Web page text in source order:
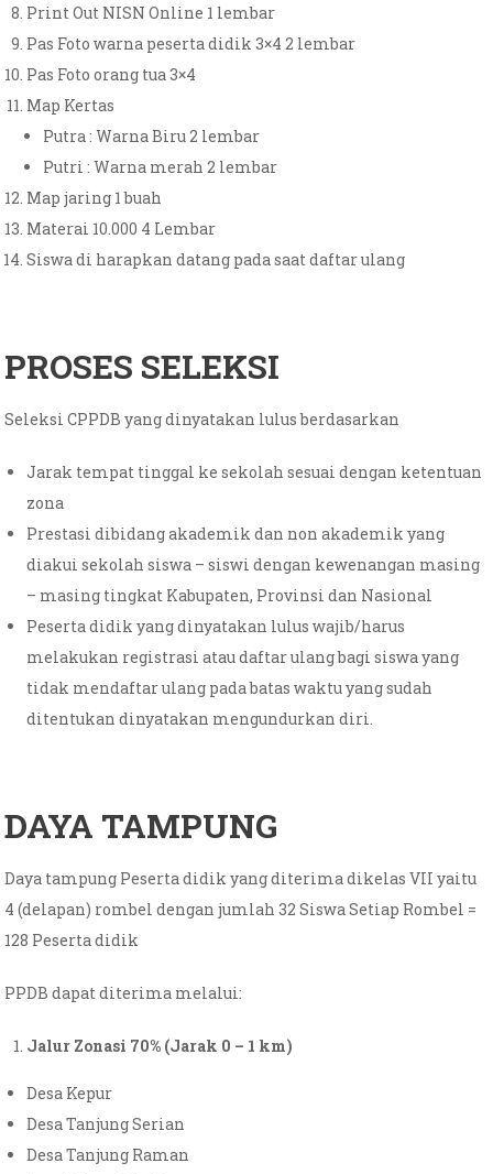
Print Out NISN Online 1 lembar
Pas Foto warna peserta didik 3×4 2 lembar
Pas Foto orang tua 3×4
Map Kertas
Putra : Warna Biru 2 lembar
Putri : Warna merah 2 lembar
Map jaring 1 buah
Materai 10.000 4 Lembar
Siswa di harapkan datang pada saat daftar ulang
PROSES SELEKSI
Seleksi CPPDB yang dinyatakan lulus berdasarkan
Jarak tempat tinggal ke sekolah sesuai dengan ketentuan
zona
Prestasi dibidang akademik dan non akademik yang
diakui sekolah siswa – siswi dengan kewenangan masing
– masing tingkat Kabupaten, Provinsi dan Nasional
Peserta didik yang dinyatakan lulus wajib/harus
melakukan registrasi atau daftar ulang bagi siswa yang
tidak mendaftar ulang pada batas waktu yang sudah
ditentukan dinyatakan mengundurkan diri.
DAYA TAMPUNG
Daya tampung Peserta didik yang diterima dikelas VII yaitu
4 (delapan) rombel dengan jumlah 32 Siswa Setiap Rombel =
128 Peserta didik
PPDB dapat diterima melalui:
Jalur Zonasi 70% (Jarak 0 – 1 km)
Desa Kepur
Desa Tanjung Serian
Desa Tanjung Raman